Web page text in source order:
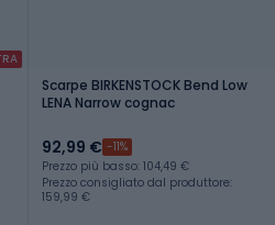
Scarpe BIRKENSTOCK Bend Low
LENA Narrow cognac
92,99 € -11%
Prezzo più basso: 104,49 €
Prezzo consigliato dal produttore:
159,99 €